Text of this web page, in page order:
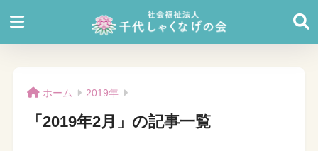
ホーム 2019年
「2019年2月」の記事一覧